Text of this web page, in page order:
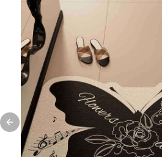
Previous slide